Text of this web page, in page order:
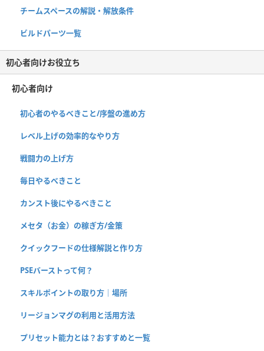
チームスペースの解説・解放条件
ビルドパーツ一覧
初心者向けお役立ち
初心者向け
初心者のやるべきこと/序盤の進め方
レベル上げの効率的なやり方
戦闘力の上げ方
毎日やるべきこと
カンスト後にやるべきこと
メセタ（お金）の稼ぎ方/金策
クイックフードの仕様解説と作り方
PSEバーストって何？
スキルポイントの取り方｜場所
リージョンマグの利用と活用方法
プリセット能力とは？おすすめと一覧